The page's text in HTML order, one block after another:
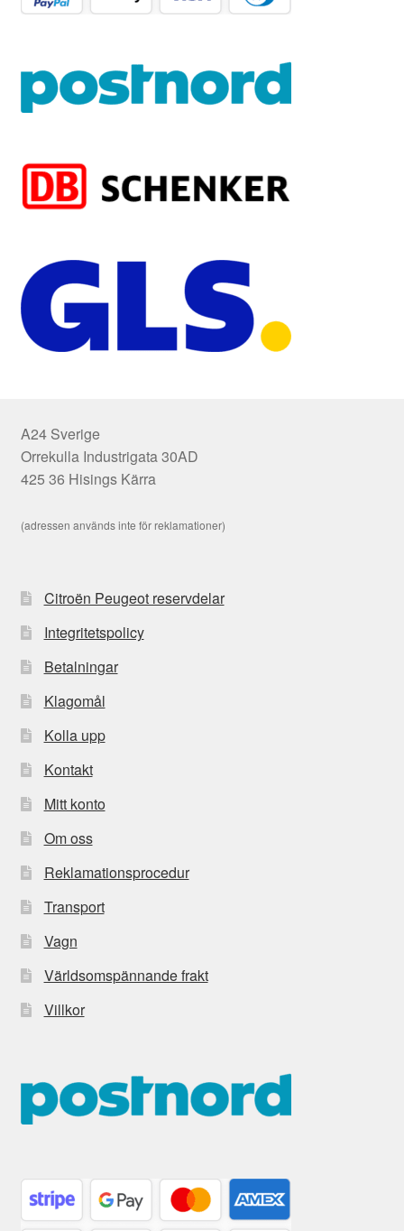
A24 Sverige
Orrekulla Industrigata 30AD
425 36 Hisings Kärra
(adressen används inte för reklamationer)
Citroën Peugeot reservdelar
Integritetspolicy
Betalningar
Klagomål
Kolla upp
Kontakt
Mitt konto
Om oss
Reklamationsprocedur
Transport
Vagn
Världsomspännande frakt
Villkor